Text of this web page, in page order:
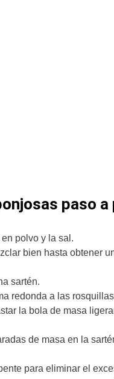
paso a
polvo y la sal.
bien hasta obtener
sartén.
redonda a las
la bola de masa
de masa en la
para eliminar el